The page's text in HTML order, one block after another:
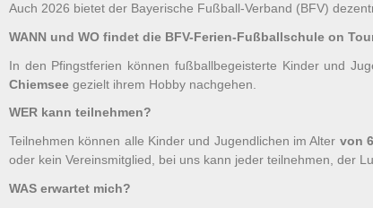
Auch 2026 bietet der Bayerische Fußball-Verband (BFV)
WANN und WO findet die BFV-Ferien-Fußballschule on
In den Pfingstferien können fußballbegeisterte Kinder und
Chiemsee gezielt ihrem Hobby nachgehen.
WER kann teilnehmen?
Teilnehmen können alle Kinder und Jugendlichen im Alter von
oder kein Vereinsmitglied, bei uns kann jeder teilnehmen, der
WAS erwartet mich?